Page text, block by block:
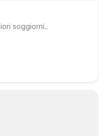
soggiorni..